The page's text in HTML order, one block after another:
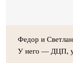
Федор и
У него — ДЦП,